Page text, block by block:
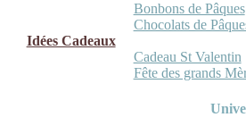
Bonbons de Pâques
Chocolats de
Idées Cadeaux
Cadeau St Valentin
Fête des grands